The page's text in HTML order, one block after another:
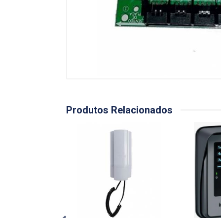
Produtos Relacionados